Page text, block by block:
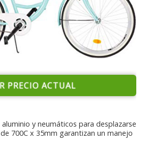
PRECIO ACTUAL
y neumáticos para desplazarse
700C x 35mm garantizan un manejo